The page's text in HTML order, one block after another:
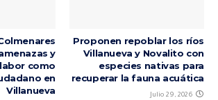
Proponen repoblar los ríos
Villanueva y Novalito con
especies nativas para
recuperar la fauna acuática
Julio 29, 2026
y
como
en
Villanueva